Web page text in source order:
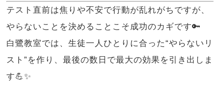
テスト直前は焦りや不安で行動が乱れがちですが、
やらないことを決めることこそ成功のカギです🔑
白鷺教室では、生徒一人ひとりに合った“やらないリ
スト”を作り、最後の数日で最大の効果を引き出しま
す💪✨